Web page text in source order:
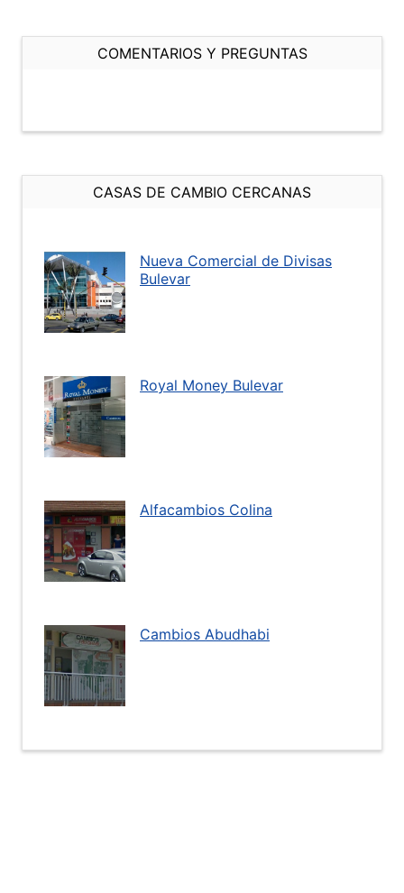
COMENTARIOS Y PREGUNTAS
CASAS DE CAMBIO CERCANAS
Nueva Comercial de Divisas
Bulevar
Royal Money Bulevar
Alfacambios Colina
Cambios Abudhabi